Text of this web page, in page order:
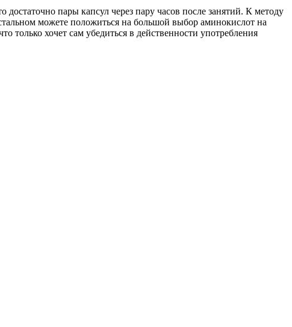
пары капсул через пару часов после занятий. К методу
можете положиться на большой выбор аминокислот на
только хочет сам убедиться в действенности употребления